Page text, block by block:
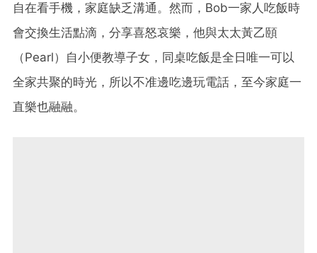
自在看手機，家庭缺乏溝通。然而，Bob一家人吃飯時
會交換生活點滴，分享喜怒哀樂，他與太太黃乙頤
（Pearl）自小便教導子女，同桌吃飯是全日唯一可以
全家共聚的時光，所以不准邊吃邊玩電話，至今家庭一
直樂也融融。